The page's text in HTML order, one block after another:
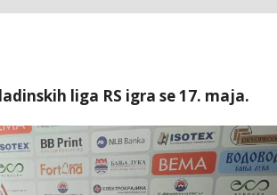
liga RS igra se 17. maja.